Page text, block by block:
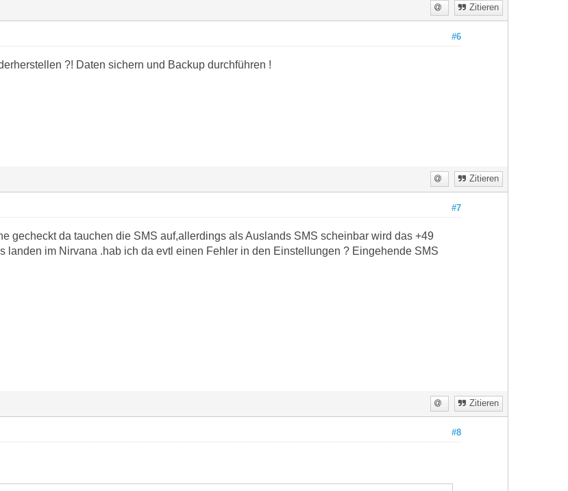
Zitieren
#6
?! Daten sichern und Backup durchführen !
Zitieren
#7
gecheckt da tauchen die SMS auf,allerdings als Auslands SMS scheinbar wird das +49
landen im Nirvana .hab ich da evtl einen Fehler in den Einstellungen ? Eingehende SMS
Zitieren
#8